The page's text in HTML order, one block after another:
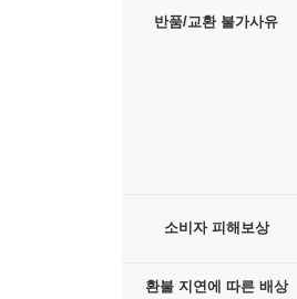
반품/교환 불가사유
소비자 피해보상
환불 지연에 따른 배상